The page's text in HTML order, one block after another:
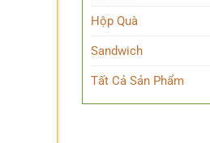
Hộp Quà
Sandwich
Tất Cả Sản Phẩm